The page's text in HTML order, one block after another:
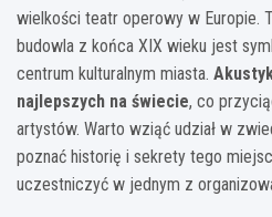
wielkości teatr operowy w Europie.
budowla z końca XIX wieku jest
centrum kulturalnym miasta.
najlepszych na świecie, co
artystów. Warto wziąć udział w
poznać historię i sekrety tego
uczestniczyć w jednym z